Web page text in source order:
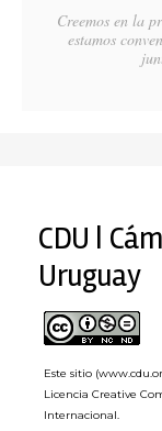
Creemos en la
estamos
CDU |
Uruguay
Este sitio
Licencia Creative
Internacional.